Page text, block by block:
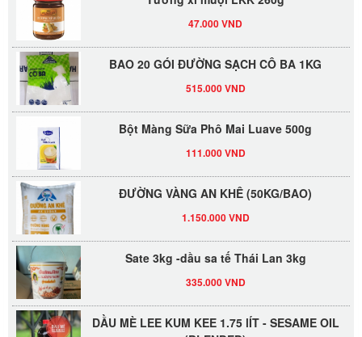
BAO 20 GÓI ĐƯỜNG SẠCH CÔ BA 1KG
ĐƯỜNG VÀNG AN KHÊ (50KG/BAO)
Sate 3kg -dầu sa tế Thái Lan 3kg
DẦU MÈ LEE KUM KEE 1.75 lÍT - SESAME OIL
(BLENDED)